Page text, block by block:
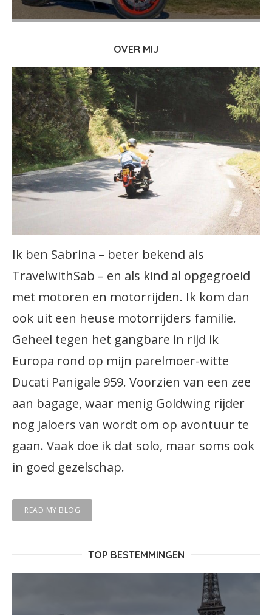
OVER MIJ
Ik ben Sabrina – beter bekend als
TravelwithSab – en als kind al opgegroeid
met motoren en motorrijden. Ik kom dan
ook uit een heuse motorrijders familie.
Geheel tegen het gangbare in rijd ik
Europa rond op mijn parelmoer-witte
Ducati Panigale 959. Voorzien van een zee
aan bagage, waar menig Goldwing rijder
nog jaloers van wordt om op avontuur te
gaan. Vaak doe ik dat solo, maar soms ook
in goed gezelschap.
READ MY BLOG
TOP BESTEMMINGEN